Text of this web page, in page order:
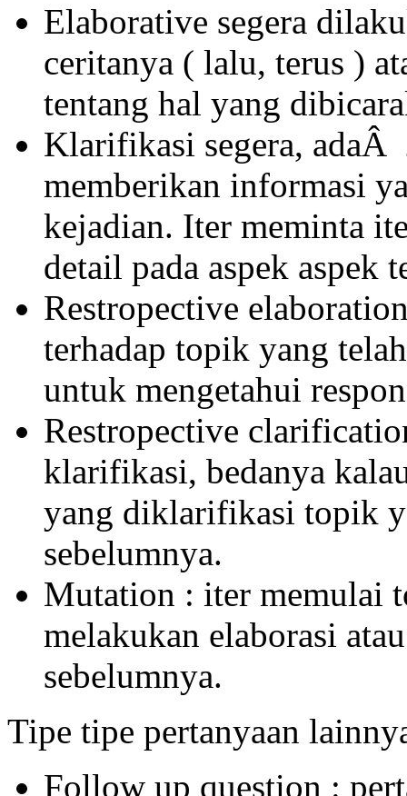
Elaborative segera
ceritanya ( lalu, terus )
tentang hal yang
Klarifikasi segera,
memberikan informasi
kejadian. Iter meminta
detail pada aspek aspek
Restropective
terhadap topik yang
untuk mengetahui
Restropective
klarifikasi, bedanya
yang diklarifikasi topik
sebelumnya.
Mutation : iter memulai
melakukan elaborasi
sebelumnya.
Tipe tipe pertanyaan
Follow up question :